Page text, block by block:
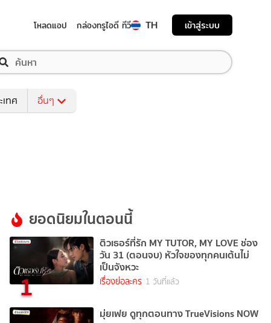
โหลดแอป กล่องทรูไอดี ทีวี TH เข้าสู่ระบบ
ทศ อื่นๆ
ยอดนิยมในตอนนี้
1
ติวเธอร์ที่รัก MY TUTOR, MY LOVE ช่อง
วัน 31 (ตอนจบ) หัวใจของทุกคนเต้นไม่
เป็นจังหวะ
เรื่องย่อละคร 1 วันที่แล้ว
มุ่ยเฟย ดูทุกตอนทาง TrueVisions NOW